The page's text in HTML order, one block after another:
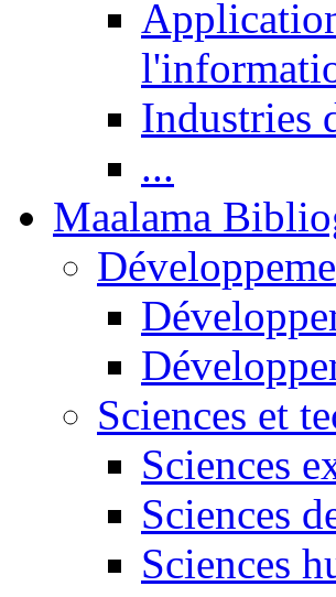
Industries
...
Maalama
Sciences et
Sciences
Sciences
Sciences